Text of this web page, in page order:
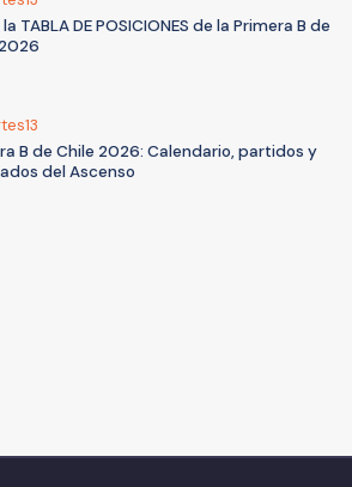
TABLA DE POSICIONES de la Primera B de
B de Chile 2026: Calendario, partidos y
del Ascenso